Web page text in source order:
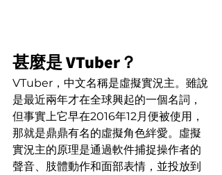
甚麼是 VTuber？
VTuber，中文名稱是虛擬實況主。雖說
是最近兩年才在全球興起的一個名詞，
但事實上它早在2016年12月便被使用，
那就是鼎鼎有名的虛擬角色絆愛。虛擬
實況主的原理是通過軟件捕捉操作者的
聲音、肢體動作和面部表情，並投放到